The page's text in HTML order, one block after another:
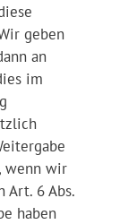
geben
an
im
wenn wir
Art. 6 Abs.
haben